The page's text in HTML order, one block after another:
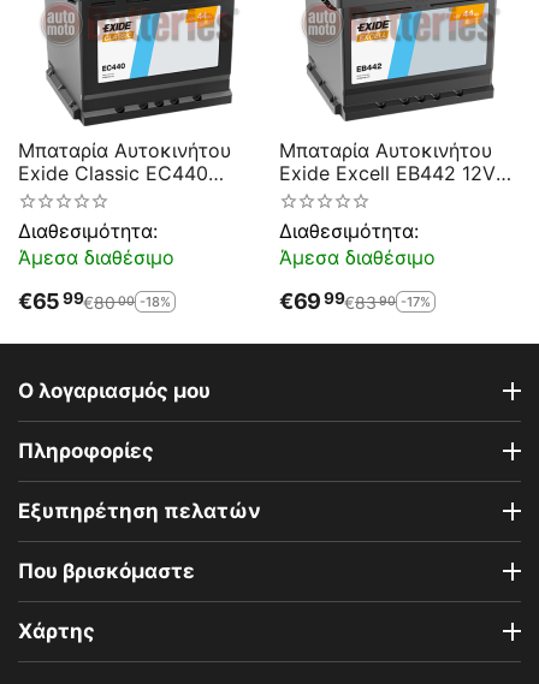
Μπαταρία Αυτοκινήτου
Exide Classic EC440
44AH 360EN Α Εκκίνησης
Διαθεσιμότητα:
Άμεσα διαθέσιμο
€6599€8000 -18%
Μπαταρία Αυτοκινήτου
Exide Excell EB442 12V
44AH 420EN A-
Εκκίνησης
Διαθεσιμότητα:
Άμεσα διαθέσιμο
€6999€8390 -17%
Ο λογαριασμός μου
Πληροφορίες
Εξυπηρέτηση πελατών
Που βρισκόμαστε
Χάρτης